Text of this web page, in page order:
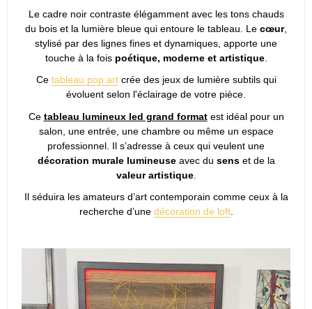
Le cadre noir contraste élégamment avec les tons chauds
du bois et la lumière bleue qui entoure le tableau. Le cœur,
stylisé par des lignes fines et dynamiques, apporte une
touche à la fois poétique, moderne et artistique.
Ce tableau pop artcrée des jeux de lumière subtils qui
évoluent selon l'éclairage de votre pièce.
Ce tableau lumineux led grand formatest idéal pour un
salon, une entrée, une chambre ou même un espace
professionnel. Il s’adresse à ceux qui veulent une
décoration murale lumineuseavec du senset de la
valeur artistique.
Il séduira les amateurs d’art contemporain comme ceux à la
recherche d’une décoration de loft.